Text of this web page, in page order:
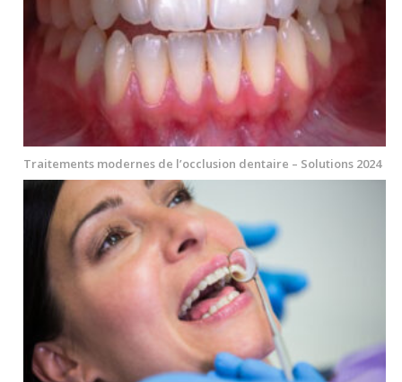
Traitements modernes de l’occlusion dentaire – Solutions 2024